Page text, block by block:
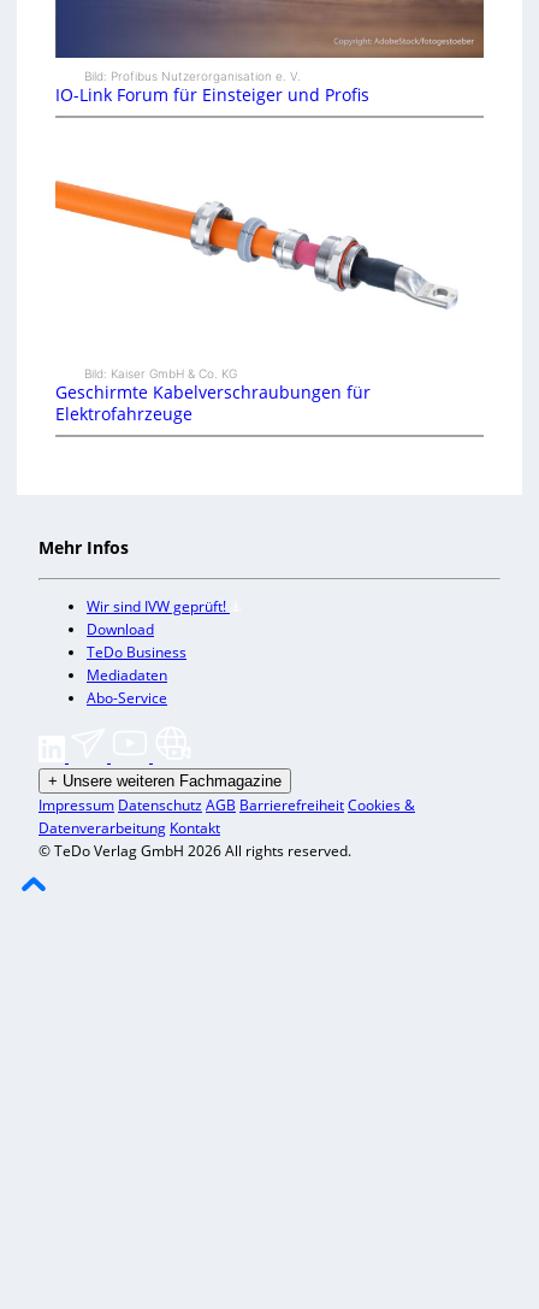
Bild: Profibus Nutzerorganisation e. V.
IO-Link Forum für Einsteiger und Profis
Bild: Kaiser GmbH & Co. KG
Geschirmte Kabelverschraubungen für
Elektrofahrzeuge
Mehr Infos
Wir sind IVW geprüft!
Download
TeDo Business
Mediadaten
Abo-Service
+ Unsere weiteren Fachmagazine
Impressum DatenschutzAGB BarrierefreiheitCookies &
Datenverarbeitung Kontakt
© TeDo Verlag GmbH 2026 All rights reserved.